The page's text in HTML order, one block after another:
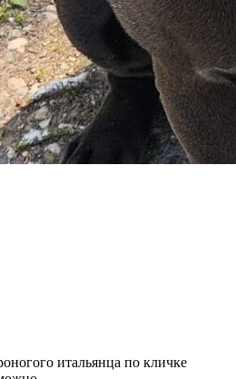
итальянца по кличке